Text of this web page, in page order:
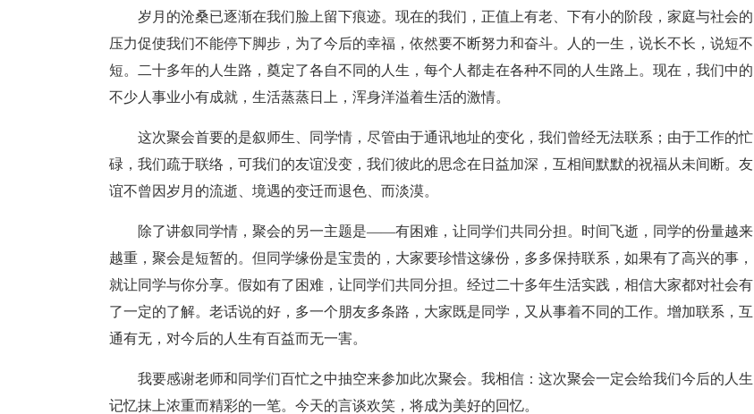
岁月的沧桑已逐渐在我们脸上留下痕迹。现在的我们，正值上有老、下有小的阶段，家庭与社会的
压力促使我们不能停下脚步，为了今后的幸福，依然要不断努力和奋斗。人的一生，说长不长，说短不
短。二十多年的人生路，奠定了各自不同的人生，每个人都走在各种不同的人生路上。现在，我们中的
不少人事业小有成就，生活蒸蒸日上，浑身洋溢着生活的激情。
这次聚会首要的是叙师生、同学情，尽管由于通讯地址的变化，我们曾经无法联系；由于工作的忙
碌，我们疏于联络，可我们的友谊没变，我们彼此的思念在日益加深，互相间默默的祝福从未间断。友
谊不曾因岁月的流逝、境遇的变迁而退色、而淡漠。
除了讲叙同学情，聚会的另一主题是――有困难，让同学们共同分担。时间飞逝，同学的份量越来
越重，聚会是短暂的。但同学缘份是宝贵的，大家要珍惜这缘份，多多保持联系，如果有了高兴的事，
就让同学与你分享。假如有了困难，让同学们共同分担。经过二十多年生活实践，相信大家都对社会有
了一定的了解。老话说的好，多一个朋友多条路，大家既是同学，又从事着不同的工作。增加联系，互
通有无，对今后的人生有百益而无一害。
我要感谢老师和同学们百忙之中抽空来参加此次聚会。我相信：这次聚会一定会给我们今后的人生
记忆抹上浓重而精彩的一笔。今天的言谈欢笑，将成为美好的回忆。